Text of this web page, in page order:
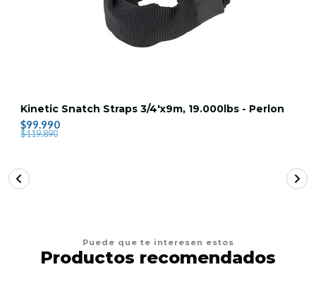
Kinetic Snatch Straps 3/4'x9m, 19.000lbs - Perlon
$99.990
$119.890
Puede que te interesen estos
Productos recomendados